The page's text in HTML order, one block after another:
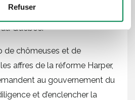
Refuser
et ce, afin de mieux tenir
Québec.
de chômeuses et de
affres de la réforme Harper,
au gouvernement du
et d’enclencher la